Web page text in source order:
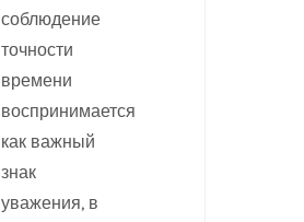
соблюдение
точности
времени
воспринимается
как важный
знак
уважения, в